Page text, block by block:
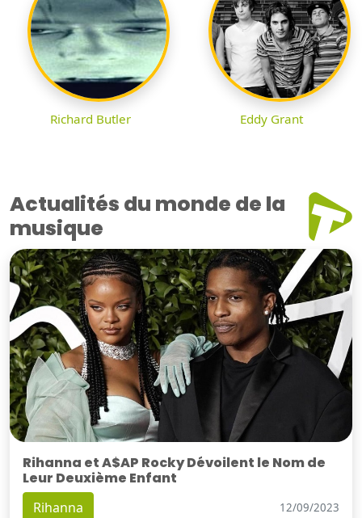
Richard Butler Eddy Grant
Actualités du monde de la
musique
Rihanna et A$AP Rocky Dévoilent le Nom de
Leur Deuxième Enfant
Rihanna 12/09/2023